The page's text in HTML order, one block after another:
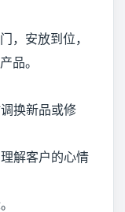
，安放到位，
品。
换新品或修
解客户的心情